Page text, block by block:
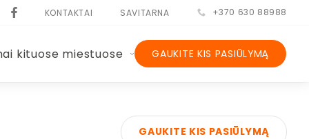
KONTAKTAI SAVITARNA +370 630 88988
kituose miestuose GAUKITE KIS PASIŪLYMĄ
GAUKITE KIS PASIŪLYMĄ